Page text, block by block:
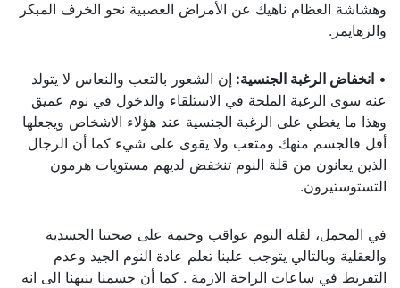
وهشاشة العظام ناهيك عن الأمراض العصبية نحو الخرف المبكر
والزهايمر.
• انخفاض الرغبة الجنسية: إن الشعور بالتعب والنعاس لا يتولد
عنه سوى الرغبة الملحة في الاستلقاء والدخول في نوم عميق
وهذا ما يغطي على الرغبة الجنسية عند هؤلاء الاشخاص ويجعلها
أقل فالجسم منهك ومتعب ولا يقوى على شيء كما أن الرجال
الذين يعانون من قلة النوم تنخفض لديهم مستويات هرمون
التستوستيرون.
في المجمل، لقلة النوم عواقب وخيمة على صحتنا الجسدية
والعقلية وبالتالي يتوجب علينا تعلم عادة النوم الجيد وعدم
التفريط في ساعات الراحة الازمة . كما أن جسمنا ينبهنا الى انه